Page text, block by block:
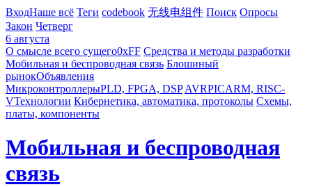
ВходНаше всё Теги codebook 无线电组件 Поиск Опросы
Закон Четверг
6 августа
О смысле всего сущего0xFF Средства и методы разработки
Мобильная и беспроводная связь Блошиный
рынокОбъявления
МикроконтроллерыPLD, FPGA, DSP AVRPICARM, RISC-
VТехнологии Кибернетика, автоматика, протоколы Схемы,
платы, компоненты
Мобильная и беспроводная
связь